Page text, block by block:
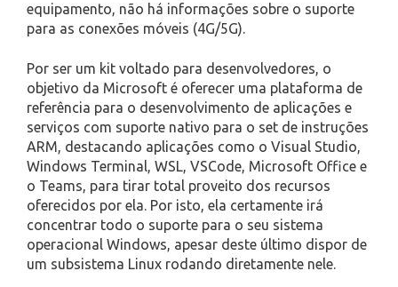
equipamento, não há informações sobre o suporte
para as conexões móveis (4G/5G).
Por ser um kit voltado para desenvolvedores, o
objetivo da Microsoft é oferecer uma plataforma de
referência para o desenvolvimento de aplicações e
serviços com suporte nativo para o set de instruções
ARM, destacando aplicações como o Visual Studio,
Windows Terminal, WSL, VSCode, Microsoft Office e
o Teams, para tirar total proveito dos recursos
oferecidos por ela. Por isto, ela certamente irá
concentrar todo o suporte para o seu sistema
operacional Windows, apesar deste último dispor de
um subsistema Linux rodando diretamente nele.